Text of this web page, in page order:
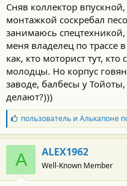
с
т
и
Сняв коллектор
монтажкой соскребал
занимаюсь
меня владелец по трассе
как, кто моторист тут,
молодцы. Но корпус
заводе, балбесы у
делают?)))
Б
л
а
г
о
д
а
пользовательи Алькапоне
A ALEX1962
Well-Known Member